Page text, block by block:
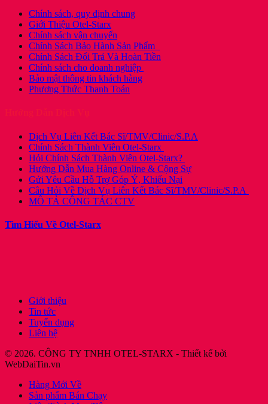
Chính sách, quy định chung
Giới Thiệu Otel-Starx
Chính sách vận chuyển
Chính Sách Bảo Hành Sản Phẩm
Chính Sách Đổi Trả Và Hoàn Tiền
Chính sách cho doanh nghiệp
Bảo mật thông tin khách hàng
Phương Thức Thanh Toán
Dịch Vụ Liên Kết Bác Sĩ/TMV/Clinic/S.P.A
Chính Sách Thành Viên Otel-Starx
Hỏi Chính Sách Thành Viên Otel-Starx?
Hướng Dẫn Mua Hàng Online & Cộng Sự
Gửi Yêu Cầu Hỗ Trợ Góp Ý, Khiếu Nại
Câu Hỏi Về Dịch Vụ Liên Kết Bác Sĩ/TMV/Clinic/S.P.A
MÔ TẢ CÔNG TÁC CTV
Tìm Hiểu Về Otel-Starx
Giới thiệu
Tin tức
Tuyển dụng
Liên hệ
© 2026. CÔNG TY TNHH OTEL-STARX - Thiết kế bởi
WebDaiTin.vn
Hàng Mới Về
Sản phẩm Bán Chạy